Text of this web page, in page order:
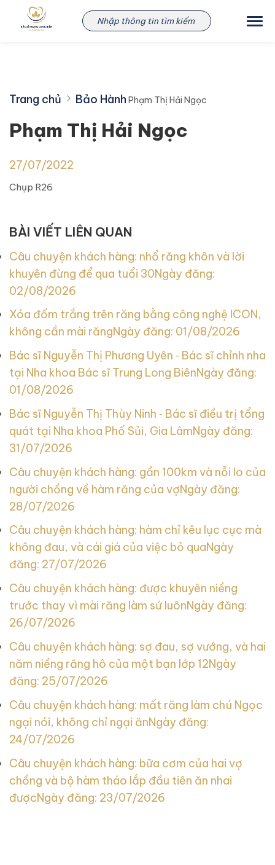
Phạm Thị Hải Ngọc
Trang chủ Bảo Hành Phạm Thị Hải Ngọc
Phạm Thị Hải Ngọc
27/07/2022
Chụp R26
BÀI VIẾT LIÊN QUAN
Câu chuyện khách hàng: nhổ răng khôn và lời
khuyên đừng để qua tuổi 30Ngày đăng:
02/08/2026
Xóa đốm trắng trên răng bằng công nghệ ICON,
không cần mài răngNgày đăng: 01/08/2026
Bác sĩ Nguyễn Thị Phương Uyên ‑ Bác sĩ chỉnh nha
tại Nha khoa Bác sĩ Trung Long BiênNgày đăng:
01/08/2026
Bác sĩ Nguyễn Thị Thùy Ninh ‑ Bác sĩ điều trị tổng
quát tại Nha khoa Phố Sủi, Gia LâmNgày đăng:
31/07/2026
Câu chuyện khách hàng: gần 100km và nỗi lo của
người chồng về hàm răng của vợNgày đăng:
28/07/2026
Câu chuyện khách hàng: hàm chỉ kêu lục cục mà
không đau, và cái giá của việc bỏ quaNgày
đăng: 27/07/2026
Câu chuyện khách hàng: được khuyên niềng
trước thay vì mài răng làm sứ luônNgày đăng:
26/07/2026
Câu chuyện khách hàng: sợ đau, sợ vướng, và hai
năm niềng răng hô của một bạn lớp 12Ngày
đăng: 25/07/2026
Câu chuyện khách hàng: mất răng làm chú Ngọc
ngại nói, không chỉ ngại ănNgày đăng:
24/07/2026
Câu chuyện khách hàng: bữa cơm của hai vợ
chồng và bộ hàm tháo lắp đầu tiên ăn nhai
đượcNgày đăng: 23/07/2026